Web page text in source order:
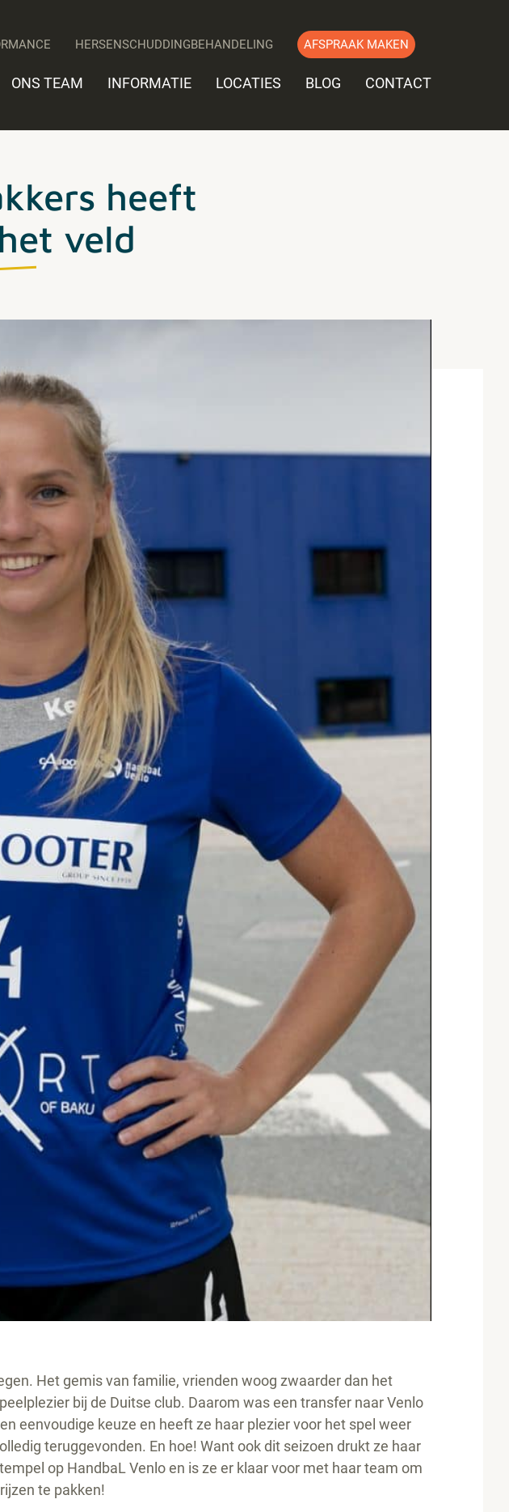
HERSENSCHUDDINGBEHANDELING AFSPRAAK MAKEN
ONS TEAM INFORMATIE LOCATIES BLOG CONTACT
heeft
veld
Het gemis van familie, vrienden woog zwaarder dan het
bij de Duitse club. Daarom was een transfer naar Venlo
eenvoudige keuze en heeft ze haar plezier voor het spel weer
teruggevonden. En hoe! Want ook dit seizoen drukt ze haar
op HandbaL Venlo en is ze er klaar voor met haar team om
te pakken!